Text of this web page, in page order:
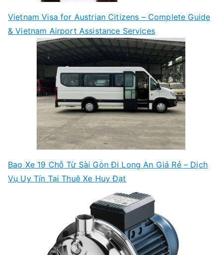
Vietnam Visa for Austrian Citizens – Complete Guide
& Vietnam Airport Assistance Services
Bao Xe 19 Chỗ Từ Sài Gòn Đi Long An Giá Rẻ – Dịch
Vụ Uy Tín Tại Thuê Xe Huy Đạt